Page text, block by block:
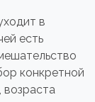
в
есть
конкретной
возраста